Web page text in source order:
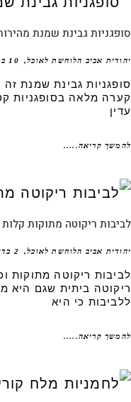
גבינת שמנת מהירות
אביב הלוחשת לאוכל 10 בדצמבר 2025
גבינת שמנת זה
מלאה בסופגניות
קריאה.....
ריקוטה מתוקות קלות
אביב הלוחשת לאוכל 2 בדצמבר 2025
ריקוטה מתוקות
ביתית שגם היא
כי היא
קריאה.....